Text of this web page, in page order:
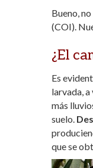
Bueno,
(COI).
¿El
Es
larvada,
más
suelo.
que se